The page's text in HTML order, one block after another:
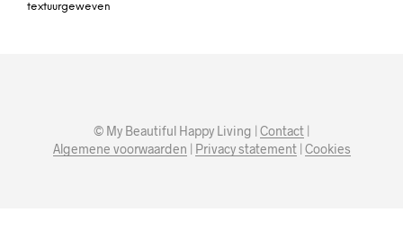
textuurgeweven
© My Beautiful Happy Living | Contact |
Algemene voorwaarden | Privacy statement| Cookies